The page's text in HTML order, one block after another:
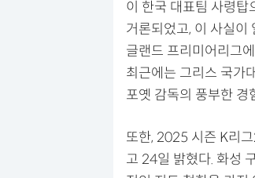
이 한국 대표팀 사령탑
거론되었고, 이 사실이
글랜드 프리미어리그
최근에는 그리스 국가
포옛 감독의 풍부한 경
또한, 2025 시즌 K리
고 24일 밝혔다. 화성